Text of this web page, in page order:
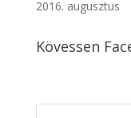
2016. augusztus
Kövessen